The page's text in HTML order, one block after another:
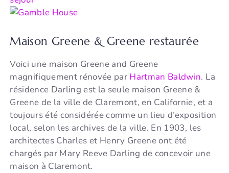
Maison Greene & Greene restaurée
Voici une maison Greene and Greene
magnifiquement rénovée par Hartman Baldwin. La
résidence Darling est la seule maison Greene &
Greene de la ville de Claremont, en Californie, et a
toujours été considérée comme un lieu d’exposition
local, selon les archives de la ville. En 1903, les
architectes Charles et Henry Greene ont été
chargés par Mary Reeve Darling de concevoir une
maison à Claremont.